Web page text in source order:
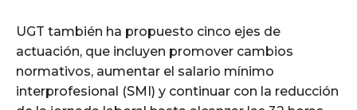
UGT también ha propuesto cinco ejes de
actuación, que incluyen promover cambios
normativos, aumentar el salario mínimo
interprofesional (SMI) y continuar con la reducción